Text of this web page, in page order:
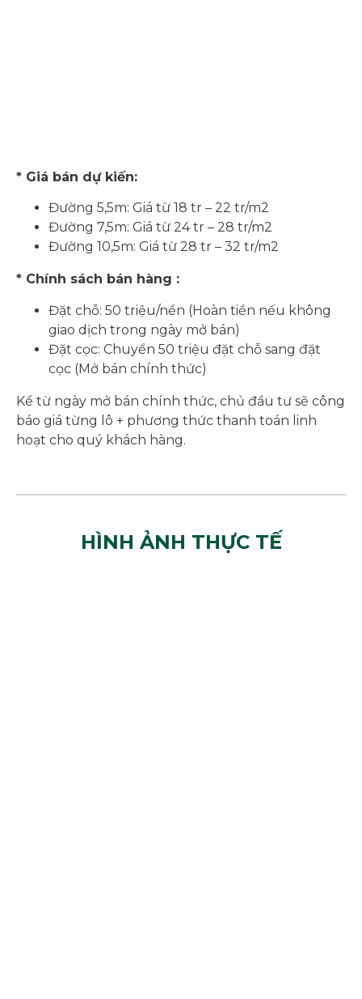
* Giá bán dự kiến:
Đường 5,5m: Giá từ 18 tr – 22 tr/m2
Đường 7,5m: Giá từ 24 tr – 28 tr/m2
Đường 10,5m: Giá từ 28 tr – 32 tr/m2
* Chính sách bán hàng :
Đặt chỗ: 50 triệu/nền (Hoàn tiền nếu không
giao dịch trong ngày mở bán)
Đặt cọc: Chuyển 50 triệu đặt chỗ sang đặt
cọc (Mở bán chính thức)
Kể từ ngày mở bán chính thức, chủ đầu tư sẽ công
báo giá từng lô + phương thức thanh toán linh
hoạt cho quý khách hàng.
HÌNH ẢNH THỰC TẾ